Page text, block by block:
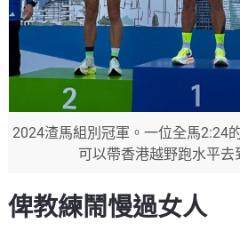
2024渣馬組別冠軍。一位全馬2:24
可以帶香港越野跑水平去
俾教練鬧慢過女人